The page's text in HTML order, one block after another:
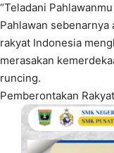
“Teladani
Pahlawan sebenarnya
rakyat Indonesia
merasakan
runcing.
Pemberontakan